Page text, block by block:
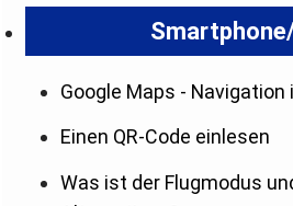
Google Maps - Navigation
Einen QR-Code einlesen
Was ist der Flugmodus